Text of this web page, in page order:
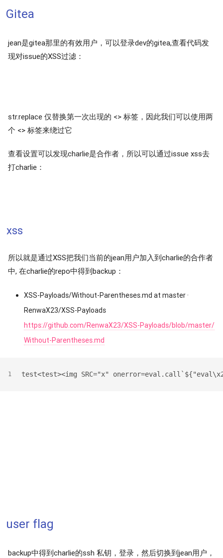
Gitea
jean是gitea那里的有效用户，可以登录dev的gitea,查看代码发
现对issue的XSS过滤：
str.replace 仅替换第一次出现的 <> 标签，因此我们可以使用两
个 <> 标签来绕过它
查看设置可以发现charlie是合作者，所以可以通过issue xss去
打charlie：
xss
所以就是通过XSS把我们当前的jean用户加入到charlie的合作者
中, 在charlie的repo中得到backup：
XSS-Payloads/Without-Parentheses.md at master ·
RenwaX23/XSS-Payloads
https://github.com/RenwaX23/XSS-Payloads/blob/master/
Without-Parentheses.md
1 test<test><img SRC="x"
user flag
backup中得到charlie的ssh 私钥，登录，然后切换到jean用户，